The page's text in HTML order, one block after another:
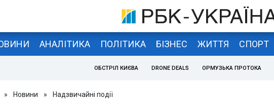
АНАЛІТИКА ПОЛІТИКА БІЗНЕС ЖИТТЯ СПОРТ
ОБСТРІЛ КИЄВА DRONE DEALS ОРМУЗЬКА ПРОТОКА
» Новини » Надзвичайні події